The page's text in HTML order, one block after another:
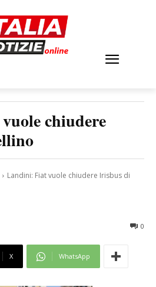
chiudere
Landini: Fiat vuole chiudere Irisbus di
0
X WhatsApp